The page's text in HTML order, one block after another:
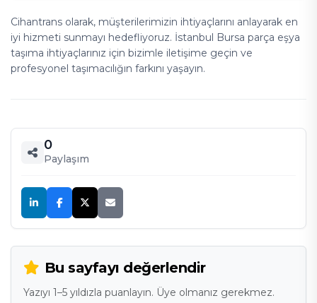
Cihantrans olarak, müşterilerimizin ihtiyaçlarını anlayarak en
iyi hizmeti sunmayı hedefliyoruz. İstanbul Bursa parça eşya
taşıma ihtiyaçlarınız için bizimle iletişime geçin ve
profesyonel taşımacılığın farkını yaşayın.
0
Paylaşım
Bu sayfayı değerlendir
Yazıyı 1–5 yıldızla puanlayın. Üye olmanız gerekmez.